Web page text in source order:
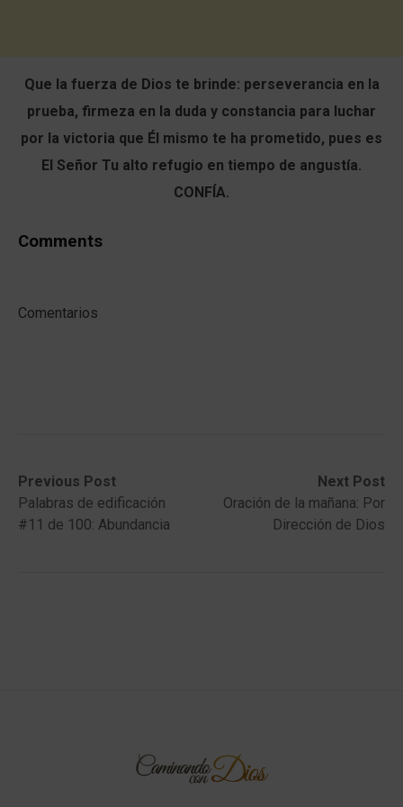
Que la fuerza de Dios te brinde: perseverancia en la
prueba, firmeza en la duda y constancia para luchar
por la victoria que Él mismo te ha prometido, pues es
El Señor Tu alto refugio en tiempo de angustía.
CONFÍA.
Comments
Comentarios
Post
navigation
Previous Post
Previous
post:Palabras de edificación
#11 de 100: Abundancia
Next Post
Next
post:
Oración de la mañana: Por
Dirección de Dios